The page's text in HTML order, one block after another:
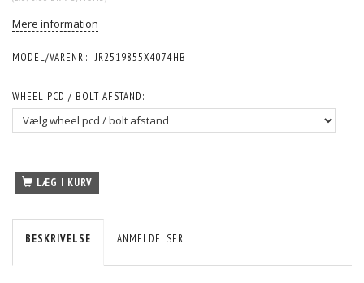
Mere information
MODEL/VARENR.: JR2519855X4074HB
WHEEL PCD / BOLT AFSTAND:
LÆG I KURV
BESKRIVELSE ANMELDELSER